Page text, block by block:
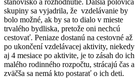
skupiny sa vyjadrila, že vzdelávanie by
bolo možné, ak by sa to dialo v mieste
trvalého bydliska, pretože oni nechcú
cestovať. Peniaze dostanú na cestovné až
po ukončení vzdelávacej aktivity, niekedy
aj 4 mesiace po aktivite, je to zásah do ich
malého rodinného rozpočtu, strácajú čas a
zväčša sa nemá kto postarať o ich deti.